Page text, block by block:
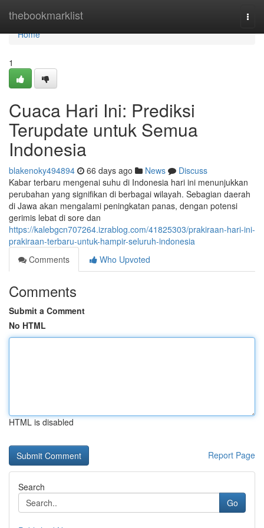
thebookmarklist
Home
Home
1
Cuaca Hari Ini: Prediksi
Terupdate untuk Semua
Indonesia
blakenoky494894 66 days ago News
Discuss
Kabar terbaru mengenai suhu di Indonesia hari ini menunjukkan
perubahan yang signifikan di berbagai wilayah. Sebagian daerah
di Jawa akan mengalami peningkatan panas, dengan potensi
gerimis lebat di sore dan
https://kalebgcn707264.izrablog.com/41825303/prakiraan-hari-ini-
prakiraan-terbaru-untuk-hampir-seluruh-indonesia
Comments
Who Upvoted
Comments
Submit a Comment
No HTML
HTML is disabled
Report Page
Search
Go